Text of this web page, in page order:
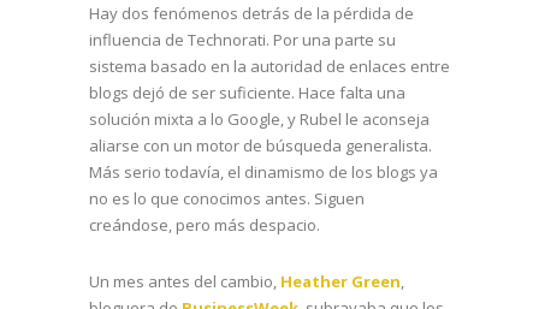
Hay dos fenómenos detrás de la pérdida de
influencia de Technorati. Por una parte su
sistema basado en la autoridad de enlaces entre
blogs dejó de ser suficiente. Hace falta una
solución mixta a lo Google, y Rubel le aconseja
aliarse con un motor de búsqueda generalista.
Más serio todavía, el dinamismo de los blogs ya
no es lo que conocimos antes. Siguen
creándose, pero más despacio.
Un mes antes del cambio, Heather Green,